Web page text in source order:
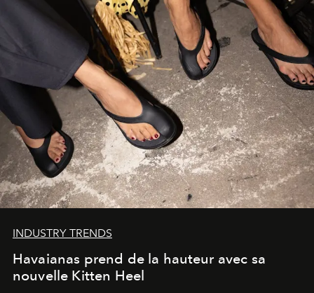
INDUSTRY TRENDS
Havaianas prend de la hauteur avec sa
nouvelle Kitten Heel